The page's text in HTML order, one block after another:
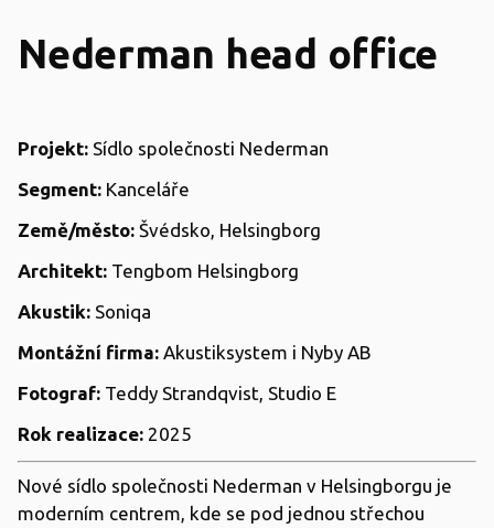
Nederman head office
Projekt: Sídlo společnosti Nederman
Segment: Kanceláře
Země/město: Švédsko, Helsingborg
Architekt: Tengbom Helsingborg
Akustik: Soniqa
Montážní firma: Akustiksystem i Nyby AB
Fotograf: Teddy Strandqvist, Studio E
Rok realizace: 2025
Nové sídlo společnosti Nederman v Helsingborgu je
moderním centrem, kde se pod jednou střechou